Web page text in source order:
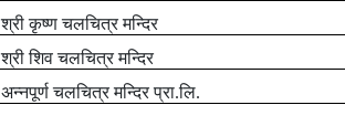
श्री कृष्ण चलचित्र मन्दिर
श्री शिव चलचित्र मन्दिर
अन्नपूर्ण चलचित्र मन्दिर प्रा.लि.